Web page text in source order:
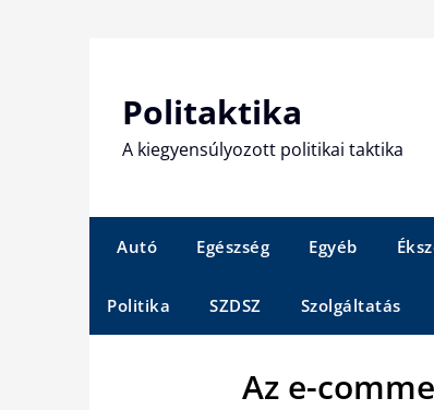
Politaktika
A kiegyensúlyozott politikai taktika
Autó Egészség Egyéb
Politika SZDSZ Szolgáltatás
Az e-